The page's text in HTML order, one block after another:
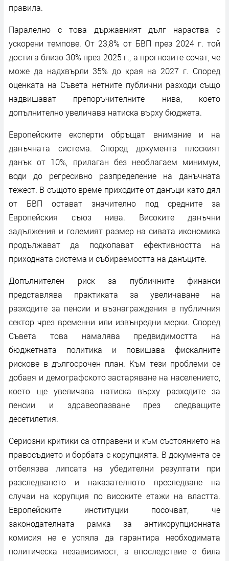
правила.
Паралелно с това държавният дълг нараства с
ускорени темпове. От 23,8% от БВП през 2024 г. той
достига близо 30% през 2025 г., а прогнозите сочат, че
може да надхвърли 35% до края на 2027 г. Според
оценката на Съвета нетните публични разходи също
надвишават препоръчителните нива, което
допълнително увеличава натиска върху бюджета.
Европейските експерти обръщат внимание и на
данъчната система. Според документа плоският
данък от 10%, прилаган без необлагаем минимум,
води до регресивно разпределение на данъчната
тежест. В същото време приходите от данъци като дял
от БВП остават значително под средните за
Европейския съюз нива. Високите данъчни
задължения и големият размер на сивата икономика
продължават да подкопават ефективността на
приходната система и събираемостта на данъците.
Допълнителен риск за публичните финанси
представлява практиката за увеличаване на
разходите за пенсии и възнаграждения в публичния
сектор чрез временни или извънредни мерки. Според
Съвета това намалява предвидимостта на
бюджетната политика и повишава фискалните
рискове в дългосрочен план. Към тези проблеми се
добавя и демографското застаряване на населението,
което ще увеличава натиска върху разходите за
пенсии и здравеопазване през следващите
десетилетия.
Сериозни критики са отправени и към състоянието на
правосъдието и борбата с корупцията. В документа се
отбелязва липсата на убедителни резултати при
разследването и наказателното преследване на
случаи на корупция по високите етажи на властта.
Европейските институции посочват, че
законодателната рамка за антикорупционната
комисия не е успяла да гарантира необходимата
политическа независимост, а впоследствие е била